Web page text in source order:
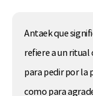
Antaek que
refiere a un ritual
para pedir por la
como para